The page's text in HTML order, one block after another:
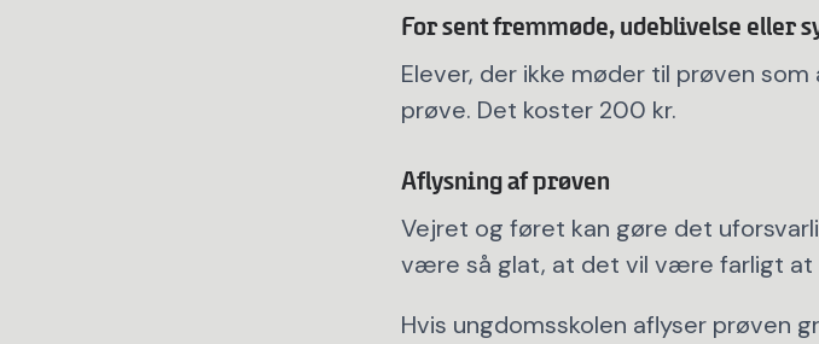
For sent fremmøde, udeblivelse eller
Elever, der ikke møder til prøven
prøve. Det koster 200 kr.
Aflysning af prøven
Vejret og føret kan gøre det
være så glat, at det vil være farligt at
Hvis ungdomsskolen aflyser prøven